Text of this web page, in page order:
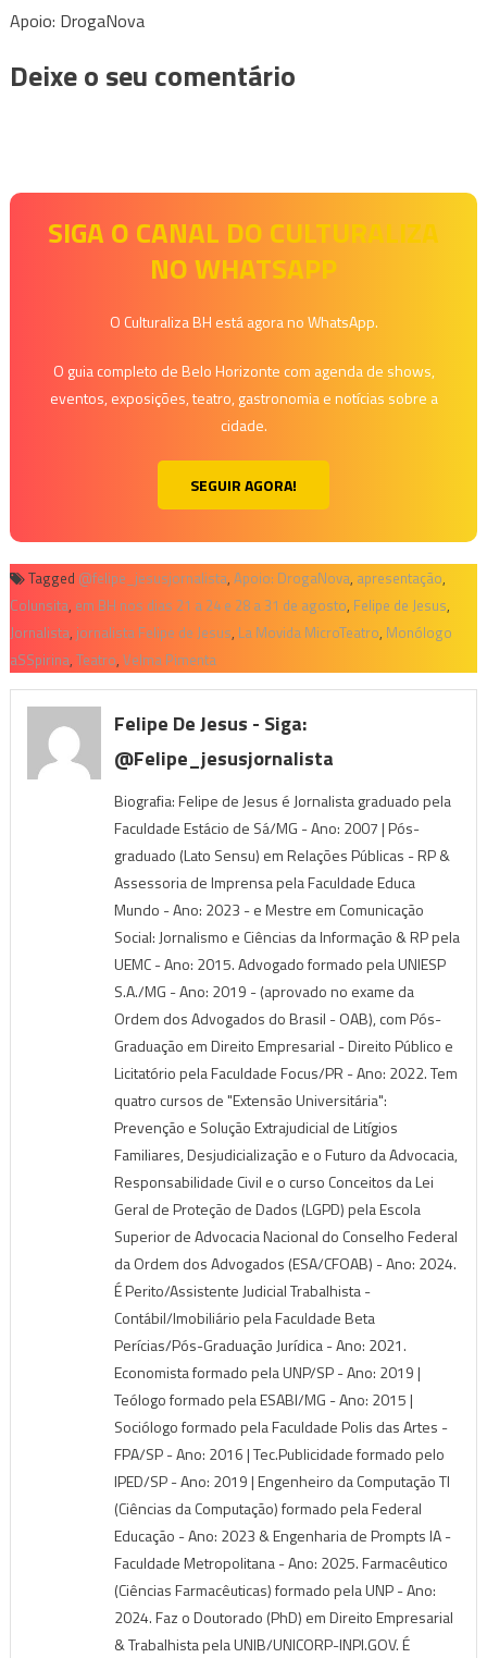
Apoio: DrogaNova
Deixe o seu comentário
SIGA O CANAL DO CULTURALIZA
NO WHATSAPP
O Culturaliza BH está agora no WhatsApp.
O guia completo de Belo Horizonte com agenda de shows,
eventos, exposições, teatro, gastronomia e notícias sobre a
cidade.
SEGUIR AGORA!
Tagged @felipe_jesusjornalista, Apoio: DrogaNova, apresentação,
Colunsita, em BH nos dias 21 a 24 e 28 a 31 de agosto, Felipe de Jesus,
Jornalista, jornalista Felipe de Jesus, La Movida MicroTeatro, Monólogo
aSSpirina, Teatro, Velma Pimenta
Felipe De Jesus - Siga:
@felipe_jesusjornalista
Biografia: Felipe de Jesus é Jornalista graduado pela
Faculdade Estácio de Sá/MG - Ano: 2007 | Pós-
graduado (Lato Sensu) em Relações Públicas - RP &
Assessoria de Imprensa pela Faculdade Educa
Mundo - Ano: 2023 - e Mestre em Comunicação
Social: Jornalismo e Ciências da Informação & RP pela
UEMC - Ano: 2015. Advogado formado pela UNIESP
S.A./MG - Ano: 2019 - (aprovado no exame da
Ordem dos Advogados do Brasil - OAB), com Pós-
Graduação em Direito Empresarial - Direito Público e
Licitatório pela Faculdade Focus/PR - Ano: 2022. Tem
quatro cursos de "Extensão Universitária":
Prevenção e Solução Extrajudicial de Litígios
Familiares, Desjudicialização e o Futuro da Advocacia,
Responsabilidade Civil e o curso Conceitos da Lei
Geral de Proteção de Dados (LGPD) pela Escola
Superior de Advocacia Nacional do Conselho Federal
da Ordem dos Advogados (ESA/CFOAB) - Ano: 2024.
É Perito/Assistente Judicial Trabalhista -
Contábil/Imobiliário pela Faculdade Beta
Perícias/Pós-Graduação Jurídica - Ano: 2021.
Economista formado pela UNP/SP - Ano: 2019 |
Teólogo formado pela ESABI/MG - Ano: 2015 |
Sociólogo formado pela Faculdade Polis das Artes -
FPA/SP - Ano: 2016 | Tec.Publicidade formado pelo
IPED/SP - Ano: 2019 | Engenheiro da Computação TI
(Ciências da Computação) formado pela Federal
Educação - Ano: 2023 & Engenharia de Prompts IA -
Faculdade Metropolitana - Ano: 2025. Farmacêutico
(Ciências Farmacêuticas) formado pela UNP - Ano:
2024. Faz o Doutorado (PhD) em Direito Empresarial
& Trabalhista pela UNIB/UNICORP-INPI.GOV. É